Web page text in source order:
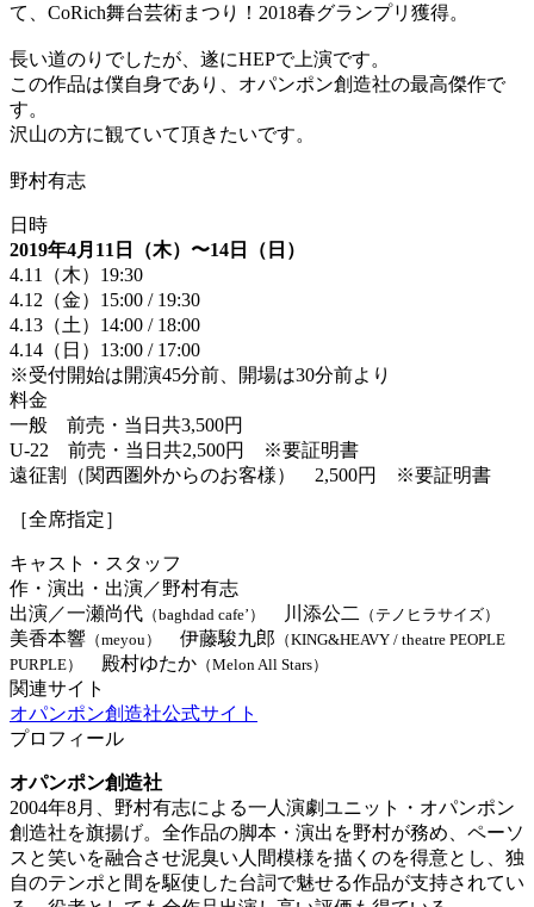
て、CoRich舞台芸術まつり！2018春グランプリ獲得。
長い道のりでしたが、遂にHEPで上演です。
この作品は僕自身であり、オパンポン創造社の最高傑作で
す。
沢山の方に観ていて頂きたいです。
野村有志
日時
2019年4月11日（木）〜14日（日）
4.11（木）19:30
4.12（金）15:00 / 19:30
4.13（土）14:00 / 18:00
4.14（日）13:00 / 17:00
※受付開始は開演45分前、開場は30分前より
料金
一般 前売・当日共3,500円
U-22 前売・当日共2,500円 ※要証明書
遠征割（関西圏外からのお客様） 2,500円 ※要証明書
［全席指定］
キャスト・スタッフ
作・演出・出演／野村有志
出演／一瀬尚代 （baghdad cafe’） 川添公二 （テノヒラサイズ）
美香本響 （meyou） 伊藤駿九郎 （KING&HEAVY / theatre PEOPLE
PURPLE）
殿村ゆたか （Melon All Stars）
関連サイト
オパンポン創造社公式サイト
プロフィール
オパンポン創造社
2004年8月、野村有志による一人演劇ユニット・オパンポン
創造社を旗揚げ。全作品の脚本・演出を野村が務め、ペーソ
スと笑いを融合させ泥臭い人間模様を描くのを得意とし、独
自のテンポと間を駆使した台詞で魅せる作品が支持されてい